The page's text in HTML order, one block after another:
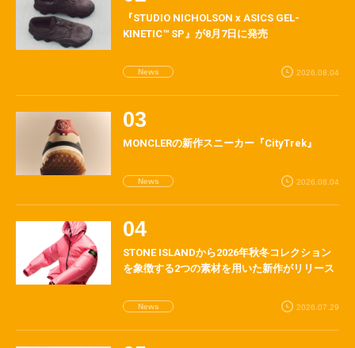
『STUDIO NICHOLSON x ASICS GEL-
KINETIC™ SP』が8月7日に発売
News 2026.08.04
MONCLERの新作スニーカー『CityTrek』
News 2026.08.04
STONE ISLANDから2026年秋冬コレクション
を象徴する2つの素材を用いた新作がリリース
News 2026.07.29